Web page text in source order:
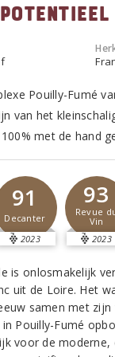
Pouilly-Fumé
van het
met de hand
91
Decanter
2023
93
Revue
Vin
2023
is onlosmakelijk
uit de Loire. Het
samen met
Pouilly-Fumé
voor de moderne,